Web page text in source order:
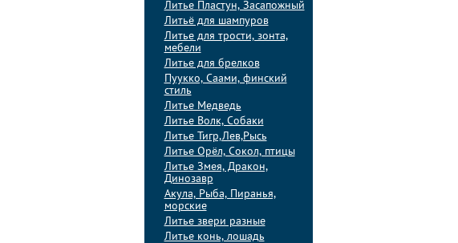
Литье Пластун, Засапожный
Литьё для шампуров
Литье для трости, зонта,
мебели
Литье для брелков
Пуукко, Саами, финский
стиль
Литье Медведь
Литье Волк, Собаки
Литье Тигр,Лев,Рысь
Литье Орёл, Сокол, птицы
Литье Змея, Дракон,
Динозавр
Акула, Рыба, Пиранья,
морские
Литье звери разные
Литье конь, лошадь